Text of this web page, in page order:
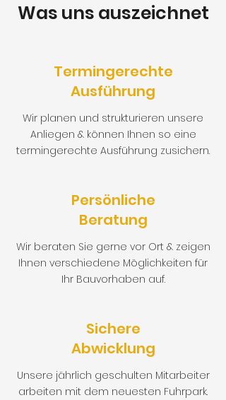
Was uns auszeichnet
Termingerechte
Ausführung
Wir planen und strukturieren unsere
Anliegen & können Ihnen so eine
termingerechte Ausführung zusichern.
Persönliche
Beratung
Wir beraten Sie gerne vor Ort & zeigen
Ihnen verschiedene Möglichkeiten für
Ihr Bauvorhaben auf.
Sichere
Abwicklung
Unsere jährlich geschulten Mitarbeiter
arbeiten mit dem neuesten Fuhrpark.